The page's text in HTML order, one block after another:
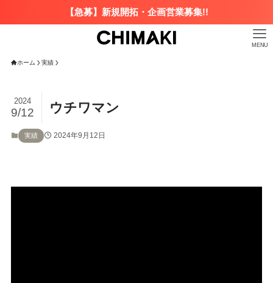
【急募】新規開拓・企画営業募集!!
MENU
ホーム 実績
ウチワマン
2024
9/12
実績 2024年9月12日